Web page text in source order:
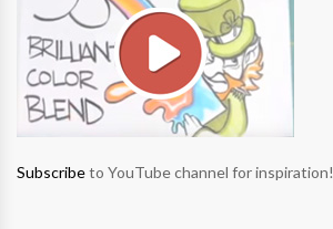
Subscribeto YouTube channel for inspiration!